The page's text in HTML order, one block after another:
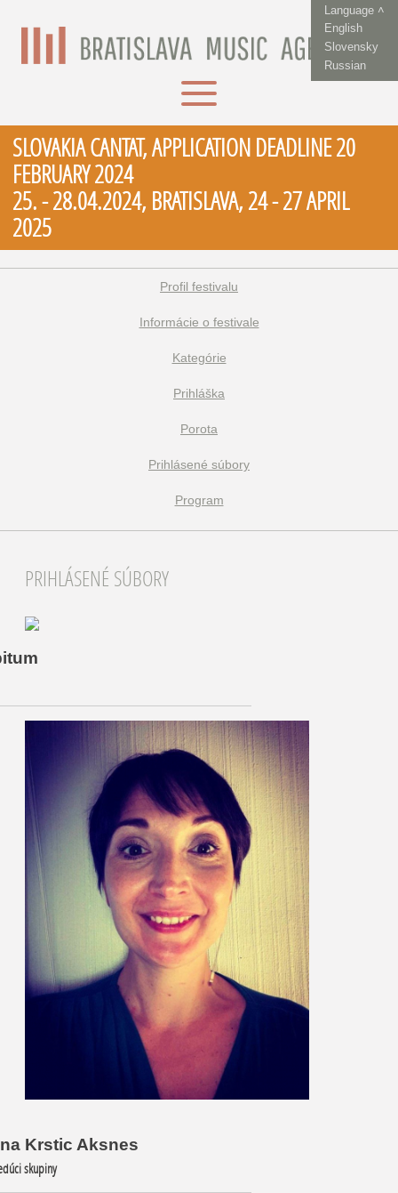
Language ˄
English
Slovensky
Russian
SLOVAKIA CANTAT, APPLICATION DEADLINE 20
FEBRUARY 2024
25. - 28.04.2024, BRATISLAVA, 24 - 27 APRIL
2025
Profil festivalu
Informácie o festivale
Kategórie
Prihláška
Porota
Prihlásené súbory
Program
PRIHLÁSENÉ SÚBORY
Krstic Aksnes
skupiny